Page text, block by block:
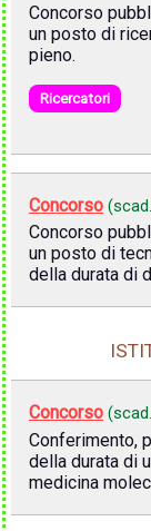
Concorso
un posto di
pieno.
Ricercatori
Concorso (scad.
Concorso
un posto di
della durata di
Concorso (scad.
Conferimento,
della durata di
medicina